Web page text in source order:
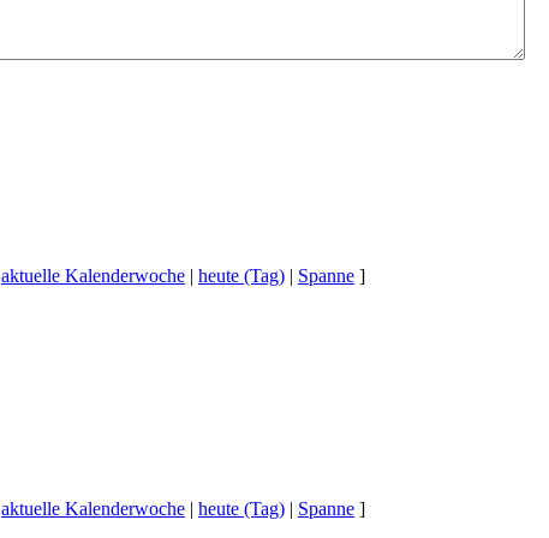
aktuelle Kalenderwoche | heute (Tag) | Spanne ]
aktuelle Kalenderwoche | heute (Tag) | Spanne ]